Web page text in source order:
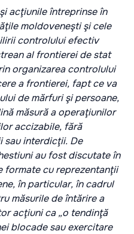
acţiunile întreprinse în
moldoveneşti şi cele
controlului efectiv
al frontierei de stat
organizarea controlului
a frontierei, fapt ce va
de mărfuri şi persoane,
măsură a operaţiunilor
accizabile, fără
sau interdicţii. De
au fost discutate în
formate cu reprezentanţii
în particular, în cadrul
măsurile de întărire a
acţiuni ca „o tendinţă
blocade sau exercitare